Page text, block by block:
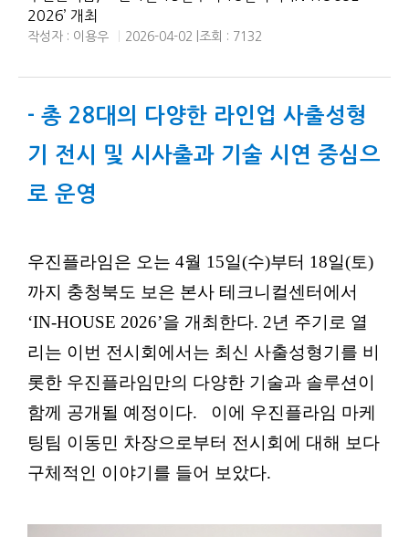
2026’ 개최
작성자 : 이용우 2026-04-02 | 조회 : 7132
- 총 28대의 다양한 라인업 사출성형
기 전시 및 시사출과 기술 시연 중심으
로 운영
우진플라임은 오는 4월 15일(수)부터 18일(토)
까지 충청북도 보은 본사 테크니컬센터에서
‘IN-HOUSE 2026’을 개최한다. 2년 주기로 열
리는 이번 전시회에서는 최신 사출성형기를 비
롯한 우진플라임만의 다양한 기술과 솔루션이
함께 공개될 예정이다. 이에 우진플라임 마케
팅팀 이동민 차장으로부터 전시회에 대해 보다
구체적인 이야기를 들어 보았다.